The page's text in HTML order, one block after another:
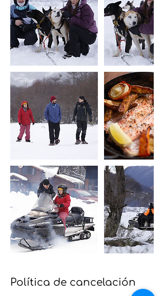
Política de cancelación